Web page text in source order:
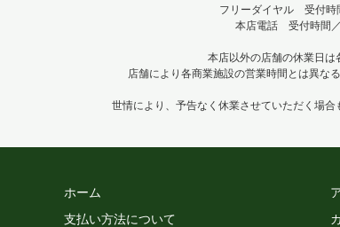
フリーダイヤル 受付時
本店電話 受付時間
本店以外の店舗の休業日は
店舗により各商業施設の営業時間とは異な
世情により、予告なく休業させていただく場合
ホーム
支払い方法について